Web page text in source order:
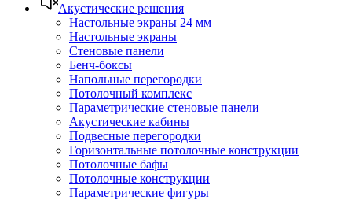
Акустические решения
Настольные экраны 24 мм
Настольные экраны
Стеновые панели
Бенч-боксы
Напольные перегородки
Потолочный комплекс
Параметрические стеновые панели
Акустические кабины
Подвесные перегородки
Горизонтальные потолочные конструкции
Потолочные бафы
Потолочные конструкции
Параметрические фигуры